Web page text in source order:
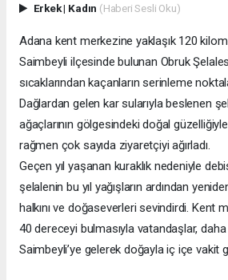
Erkek| Kadın (Haberi Sesli Oku)
Adana kent merkezine yaklaşık 120
Saimbeyli ilçesinde bulunan Obruk
sıcaklarından kaçanların serinleme
Dağlardan gelen kar sularıyla beslenen
ağaçlarının gölgesindeki doğal
rağmen çok sayıda ziyaretçiyi ağırladı.
Geçen yıl yaşanan kuraklık nedeniyle
şelalenin bu yıl yağışların ardından
halkını ve doğaseverleri sevindirdi. Kent
40 dereceyi bulmasıyla vatandaşlar,
Saimbeyli’ye gelerek doğayla iç içe vakit